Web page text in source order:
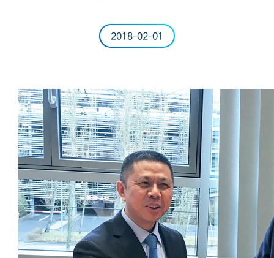
2018-02-01